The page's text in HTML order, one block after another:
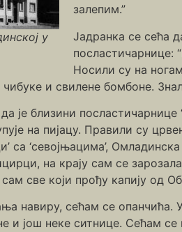
у
залепим.”
Јадранка се сећа
посластичарнице:
Носили су на
чибуке и свилене бомбоне.
је близини
на пијацу. Правили су
са ‘севојњацима’,
на крају сам се
сам све који прођу капију од
навиру, сећам се опанчића.
и још неке ситнице. Сећам се